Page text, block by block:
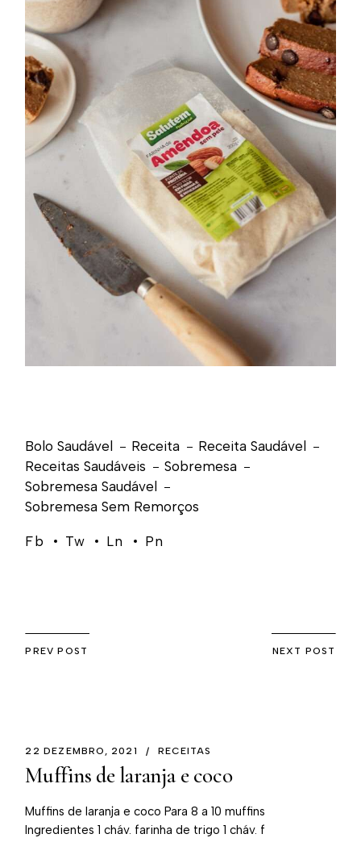
Bolo Saudável Receita
Receita Saudável
Receitas Saudáveis
Sobremesa
Sobremesa Saudável
Sobremesa Sem Remorços
Fb Tw Ln Pn
PREV POST NEXT POST
22 DEZEMBRO, 2021 RECEITAS
Muffins de laranja e coco
Muffins de laranja e coco Para 8 a 10 muffins
Ingredientes 1 cháv. farinha de trigo 1 cháv. f